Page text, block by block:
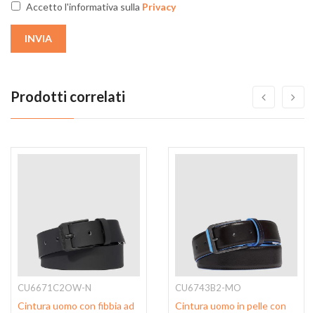
Accetto l'informativa sulla Privacy
INVIA
Prodotti correlati
CU6671C2OW-N
Cintura uomo con fibbia ad
CU6743B2-MO
Cintura uomo in pelle con